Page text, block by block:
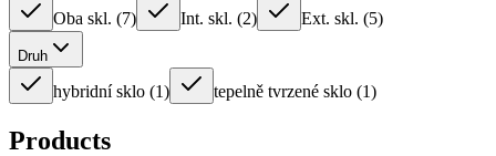
Oba skl. (7) Int. skl. (2) Ext. skl. (5)
Druh
hybridní sklo (1) tepelně tvrzené sklo (1)
Products